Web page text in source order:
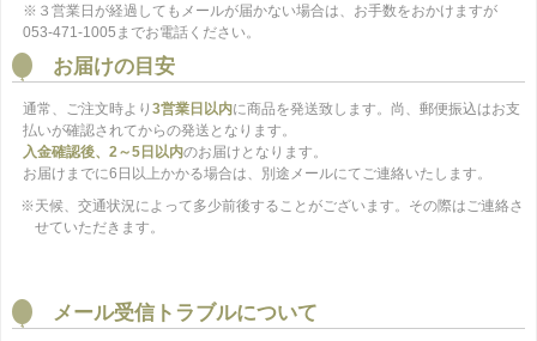
※３営業日が経過してもメールが届かない場合は、お手数をおかけますが
053-471-1005までお電話ください。
お届けの目安
通常、ご注文時より 3営業日以内に商品を発送致します。尚、郵便振込はお支
払いが確認されてからの発送となります。
入金確認後、2～5日以内のお届けとなります。
お届けまでに6日以上かかる場合は、別途メールにてご連絡いたします。
※天候、交通状況によって多少前後することがございます。その際はご連絡さ
せていただきます。
メール受信トラブルについて